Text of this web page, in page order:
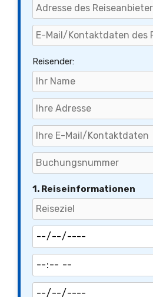
Reisender:
1. Reiseinformationen